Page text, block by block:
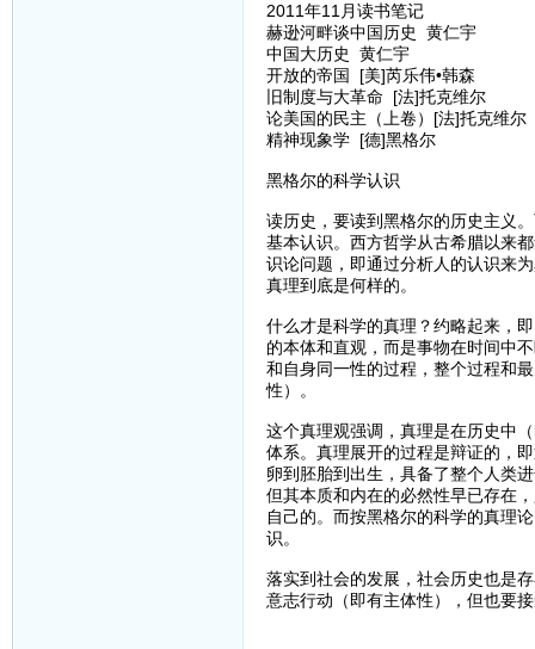
2011年11月读书笔记
赫逊河畔谈中国历史 黄仁宇
中国大历史 黄仁宇
开放的帝国 [美]芮乐伟•韩森
旧制度与大革命 [法]托克维尔
论美国的民主（上卷）[法]托克维尔
精神现象学 [德]黑格尔
黑格尔的科学认识
读历史，要读到黑格尔的历史主义
基本认识。西方哲学从古希腊以来
识论问题，即通过分析人的认识来
真理到底是何样的。
什么才是科学的真理？约略起来，
的本体和直观，而是事物在时间中
和自身同一性的过程，整个过程和
性）。
这个真理观强调，真理是在历史中
体系。真理展开的过程是辩证的，
卵到胚胎到出生，具备了整个人类
但其本质和内在的必然性早已存在
自己的。而按黑格尔的科学的真理
识。
落实到社会的发展，社会历史也是
意志行动（即有主体性），但也要